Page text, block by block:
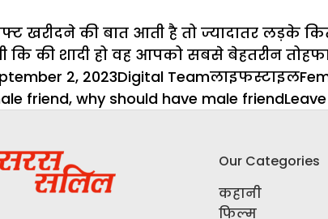
खरीदने की बात आती है तो ज्यादातर लड़के
कि की शादी हो वह आपको सबसे बेहतरीन
2, 2023Author
Digital TeamCategories
लाइफस्टाइल
friend, why should have male friend
Our Categories
कहानी
फिल्म